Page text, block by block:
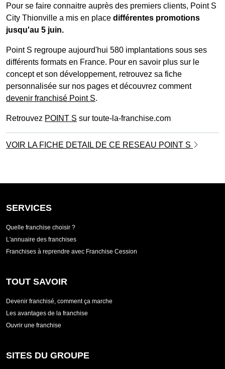
Pour se faire connaitre auprès des premiers clients, Point S
City Thionville a mis en place différentes promotions
jusqu'au 5 juin.
Point S regroupe aujourd'hui 580 implantations sous ses
différents formats en France. Pour en savoir plus sur le
concept et son développement, retrouvez sa fiche
personnalisée sur nos pages et découvrez comment
devenir franchisé Point S.
Retrouvez POINT S sur toute-la-franchise.com
VOIR LA FICHE DETAIL DE CE RESEAU POINT S
SERVICES
Quelle franchise choisir ?
L'annuaire des franchises
Franchises à reprendre avec Franchise Cession
TOUT SAVOIR
Devenir franchisé, comment ça marche
Les avantages de la franchise
Ouvrir une franchise
SITES DU GROUPE